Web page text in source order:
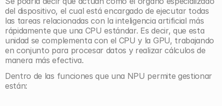
del dispositivo, el cual está encargado de ejecutar todas
las tareas relacionadas con la inteligencia artificial más
rápidamente que una CPU estándar. Es decir, que esta
unidad se complementa con el CPU y la GPU, trabajando
en conjunto para procesar datos y realizar cálculos de
manera más efectiva.
Dentro de las funciones que una NPU permite gestionar
están: